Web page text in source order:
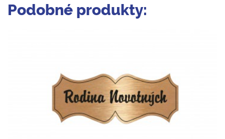
Podobné produkty: